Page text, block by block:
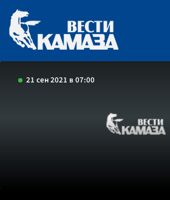
21 сен 2021 в 07:00